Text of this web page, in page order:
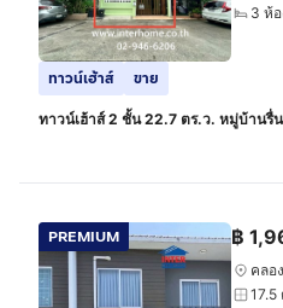
3 ห้
ทาวน์เฮ้าส์ ขาย
ทาวน์เฮ้าส์ 2 ชั้น 22.7 ตร.ว. หมู่บ้านรื่
PREMIUM ฿
คลอ
17.5